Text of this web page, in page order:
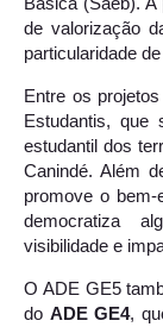
Básica (Saeb).
de valorização
particularidade
Entre os
Estudantis, que
estudantil dos
Canindé. Além
promove o bem-
democratiza
visibilidade e
O ADE GE5
do ADE GE4,